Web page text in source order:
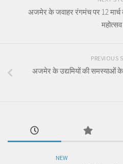
अजमेर के जवाहर रंगमंच पर 12 मार्च
PREVIOUS
अजमेर के उद्यमियों की समस्याओं
NEW